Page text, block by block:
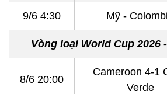
9/6 4:30 Mỹ -
Vòng loại World Cup 2026
8/6 20:00
Cameroon 4-1
Verde